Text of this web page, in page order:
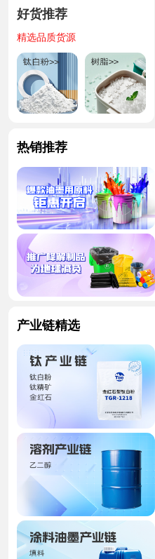
登录可见
磷酸一铵(55粉）
登录可见
磷酸二铵（64%颗粒）
登录可见
登录可见
复合肥（45%CL)
登录可见
攀矿
登录可见
进口钛矿
登录可见
四氯化钛
登录可见
登录可见
钛白粉
登录可见
石油焦（2#B）
登录可见
兰炭
好货推荐
精选品质货源
热销推荐
产业链精选